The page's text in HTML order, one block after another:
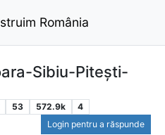
România
Sibiu-Pitești-
53 572.9k
4
Login pentru a răspunde